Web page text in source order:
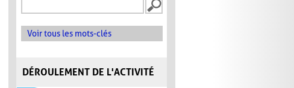
Voir tous les mots-clés
DÉROULEMENT DE L'ACTIVITÉ